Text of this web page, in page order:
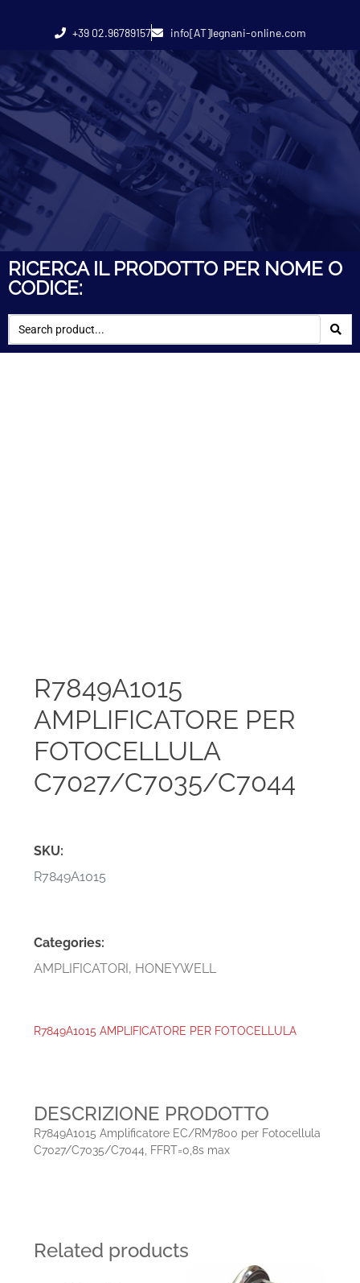
+39 02.96789157 info[AT]legnani-online.com
RICERCA IL PRODOTTO PER NOME O
CODICE:
R7849A1015
AMPLIFICATORE PER
FOTOCELLULA
C7027/C7035/C7044
SKU:
R7849A1015
Categories:
AMPLIFICATORI , HONEYWELL
R7849A1015 AMPLIFICATORE PER FOTOCELLULA
DESCRIZIONE PRODOTTO
R7849A1015 Amplificatore EC/RM7800 per Fotocellula
C7027/C7035/C7044, FFRT=0,8s max
Related products